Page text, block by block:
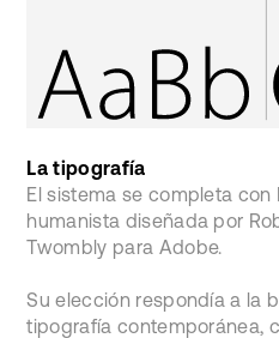
La tipografía
El sistema se completa
humanista diseñada por
Twombly para Adobe.
Su elección respondía a la
tipografía contemporánea,